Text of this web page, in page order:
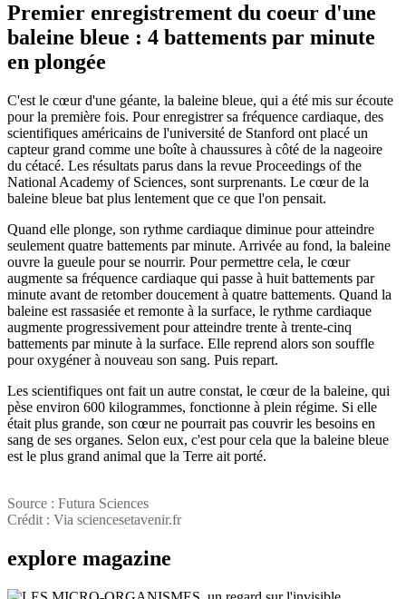
Premier enregistrement du coeur d'une
baleine bleue : 4 battements par minute
en plongée
C'est le cœur d'une géante, la baleine bleue, qui a été mis sur écoute
pour la première fois. Pour enregistrer sa fréquence cardiaque, des
scientifiques américains de l'université de Stanford ont placé un
capteur grand comme une boîte à chaussures à côté de la nageoire
du cétacé. Les résultats parus dans la revue Proceedings of the
National Academy of Sciences, sont surprenants. Le cœur de la
baleine bleue bat plus lentement que ce que l'on pensait.
Quand elle plonge, son rythme cardiaque diminue pour atteindre
seulement quatre battements par minute. Arrivée au fond, la baleine
ouvre la gueule pour se nourrir. Pour permettre cela, le cœur
augmente sa fréquence cardiaque qui passe à huit battements par
minute avant de retomber doucement à quatre battements. Quand la
baleine est rassasiée et remonte à la surface, le rythme cardiaque
augmente progressivement pour atteindre trente à trente-cinq
battements par minute à la surface. Elle reprend alors son souffle
pour oxygéner à nouveau son sang. Puis repart.
Les scientifiques ont fait un autre constat, le cœur de la baleine, qui
pèse environ 600 kilogrammes, fonctionne à plein régime. Si elle
était plus grande, son cœur ne pourrait pas couvrir les besoins en
sang de ses organes. Selon eux, c'est pour cela que la baleine bleue
est le plus grand animal que la Terre ait porté.
Source : Futura Sciences
Crédit : Via sciencesetavenir.fr
explore magazine